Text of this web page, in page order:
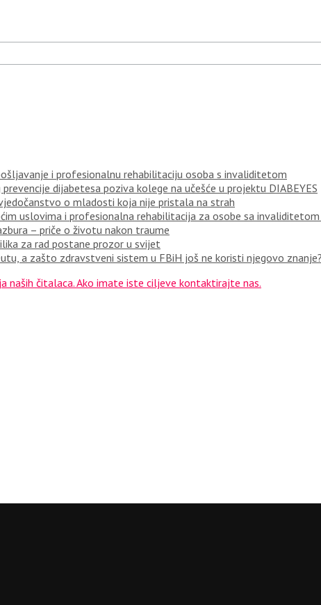
i profesionalnu rehabilitaciju osoba s invaliditetom
dijabetesa poziva kolege na učešće u projektu DIABEYES
o mladosti koja nije pristala na strah
uslovima i profesionalna rehabilitacija za osobe sa
– priče o životu nakon traume
za rad postane prozor u svijet
a zašto zdravstveni sistem u FBiH još ne koristi njegovo znanje?